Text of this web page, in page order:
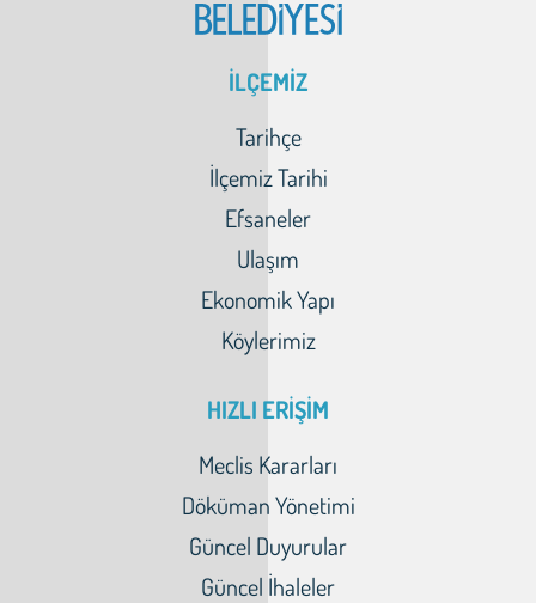
İLÇEMİZ
Tarihçe
İlçemiz Tarihi
Efsaneler
Ulaşım
Ekonomik Yapı
Köylerimiz
HIZLI ERİŞİM
Meclis Kararları
Döküman Yönetimi
Güncel Duyurular
Güncel İhaleler